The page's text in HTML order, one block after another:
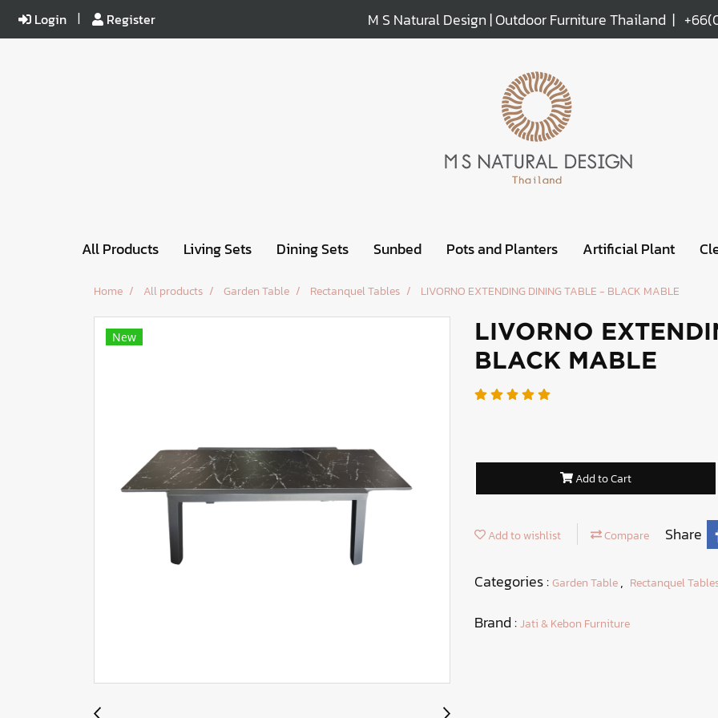
Login Register M S Natural Design | Outdoor Furniture Thailand |
All Products Living Sets Dining Sets Sunbed Pots and Planters Artificial Plant
Home All products Garden Table Rectanquel Tables LIVORNO EXTENDING DINING TABLE - BLACK MABLE
New
LIVORNO
BLACK MABLE
Add to Cart
Add to wishlist Compare Share
Categories :Garden Table, Rectanquel
Brand :Jati & Kebon Furniture